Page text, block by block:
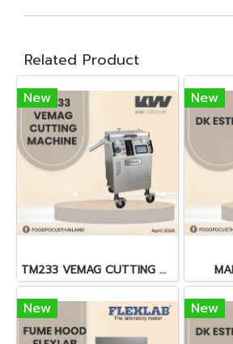
Related Product
New
TM233 VEMAG CUTTING MACHINE
New
New New